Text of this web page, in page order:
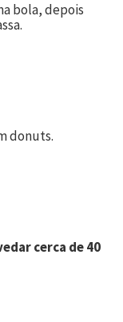
bola, depois
donuts.
cerca de 40